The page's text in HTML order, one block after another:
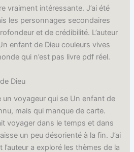
vraiment intéressante. J’ai été
les personnages secondaires
et de crédibilité. L’auteur
enfant de Dieu couleurs vives
qui n’est pas livre pdf réel.
Dieu
voyageur qui se Un enfant de
mais qui manque de carte.
voyager dans le temps et dans
un peu désorienté à la fin. J’ai
a exploré les thèmes de la